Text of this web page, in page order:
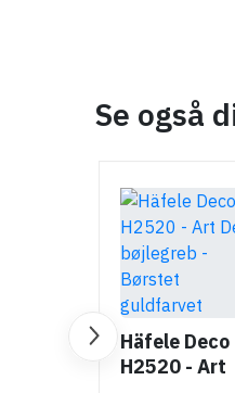
-50%
Greb Stål,
Rund. 176-
108.65.002
132,65 kr
Se også
Häfele Deco
H2520 - Art